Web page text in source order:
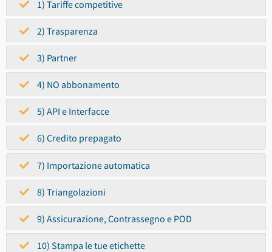
1) Tariffe competitive
2) Trasparenza
3) Partner
4) NO abbonamento
5) API e Interfacce
6) Credito prepagato
7) Importazione automatica
8) Triangolazioni
9) Assicurazione, Contrassegno e POD
10) Stampa le tue etichette